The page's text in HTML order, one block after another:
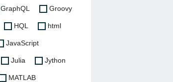
GraphQL Groovy
HQL html
JavaScript
Julia Jython
MATLAB